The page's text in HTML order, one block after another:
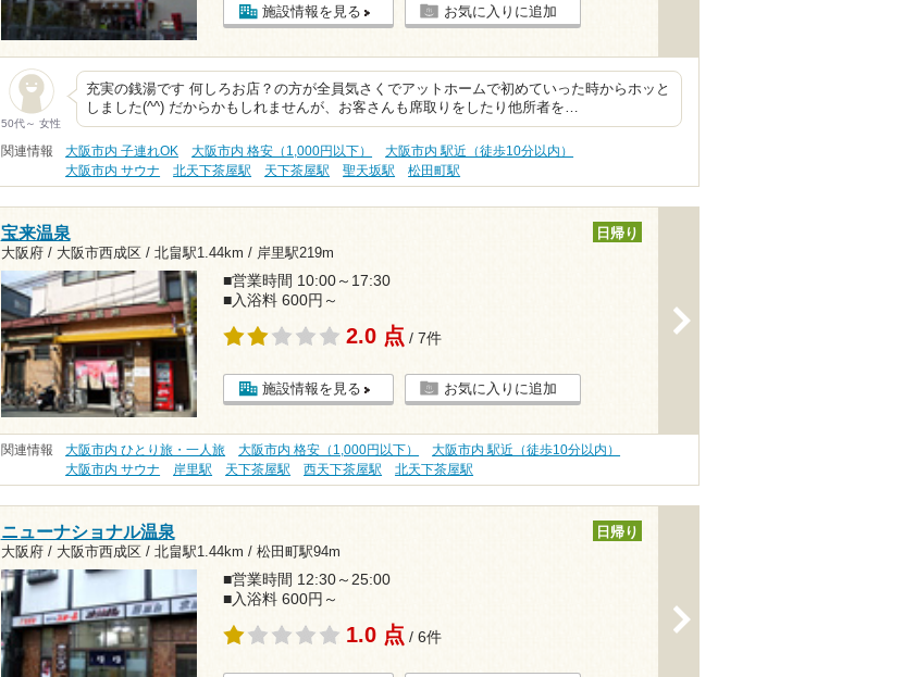
施設情報を見る お気に入りに追加
50代～ 女性
充実の銭湯です 何しろお店？の方が全員気さくでアットホームで初めていった時からホッと
しました(^^) だからかもしれませんが、お客さんも席取りをしたり他所者を…
関連情報 大阪市内 子連れOK 大阪市内 格安（1,000円以下）
大阪市内 駅近（徒歩10分以内）
大阪市内 サウナ
北天下茶屋駅 天下茶屋駅 聖天坂駅 松田町駅
宝来温泉
大阪府 / 大阪市西成区 / 北畠駅1.44km / 岸里駅219m
日帰り
■営業時間 10:00～17:30
■入浴料 600円～
2.0 点 / 7件
施設情報を見る お気に入りに追加
関連情報 大阪市内 ひとり旅・一人旅 大阪市内 格安（1,000円以下）
大阪市内 駅近（徒歩10分以内）
大阪市内 サウナ
岸里駅 天下茶屋駅 西天下茶屋駅 北天下茶屋駅
ニューナショナル温泉
大阪府 / 大阪市西成区 / 北畠駅1.44km / 松田町駅94m
日帰り
■営業時間 12:30～25:00
■入浴料 600円～
1.0 点 / 6件